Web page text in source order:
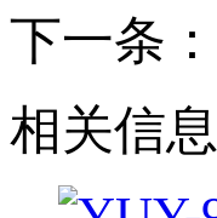
下一条：
相关信息